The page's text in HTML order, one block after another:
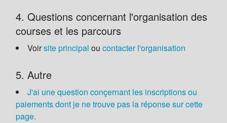
4. Questions concernant l'organisation des
courses et les parcours
Voirsite principal ou contacter l'organisation
5. Autre
J'ai une question conçernant les inscriptions ou
paiements dont je ne trouve pas la réponse sur cette
page.